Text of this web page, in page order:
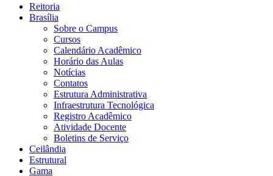
Reitoria
Brasília
Sobre o Campus
Cursos
Calendário Acadêmico
Horário das Aulas
Notícias
Contatos
Estrutura Administrativa
Infraestrutura Tecnológica
Registro Acadêmico
Atividade Docente
Boletins de Serviço
Ceilândia
Estrutural
Gama